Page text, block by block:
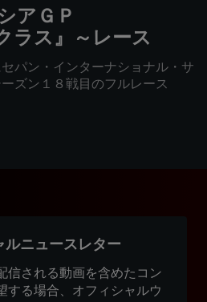
アＧＰ
ス』～レース
パン・インターナショナル・サ
ズン１８戦目のフルレース
ルニュースレター
信される動画を含めたコン
する場合、オフィシャルウ